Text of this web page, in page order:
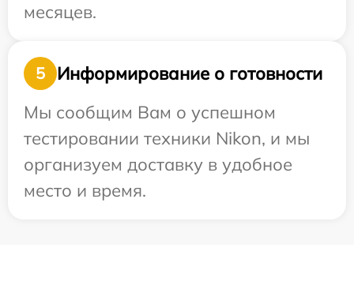
месяцев.
5
Информирование о готовности
Мы сообщим Вам о успешном
тестировании техники Nikon, и мы
организуем доставку в удобное
место и время.